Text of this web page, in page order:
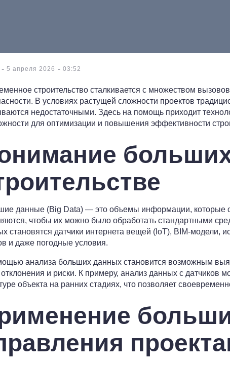
- 5 апреля 2026 - 03:52
строительство сталкивается с множеством
В условиях растущей сложности проектов
недостаточными. Здесь на помощь приходит
для оптимизации и повышения эффективности
данные (Big Data) — это объемы информации, которые
чтобы их можно было обработать стандартными
становятся датчики интернета вещей (IoT), BIM-модели,
и даже погодные условия.
анализа больших данных становится возможным
и риски. К примеру, анализ данных с датчиков
объекта на ранних стадиях, что позволяет